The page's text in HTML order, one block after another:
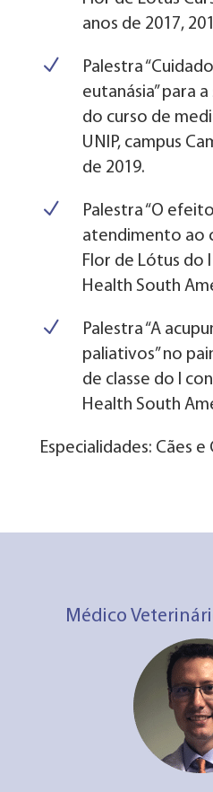
anos de 2017,
N
Palestra
eutanásia” para
do curso de
UNIP, campus
de 2019.
N
Palestra “O
atendimento ao
Flor de Lótus do
Health South
N
Palestra “A
paliativos” no
de classe do I
Health South
Especialidades: Cães e
Médico